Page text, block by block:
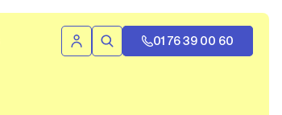
Se connecter
Rechercher01 76 39 00 60